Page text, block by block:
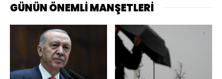
GÜNÜN ÖNEMLİ MANŞETLERİ